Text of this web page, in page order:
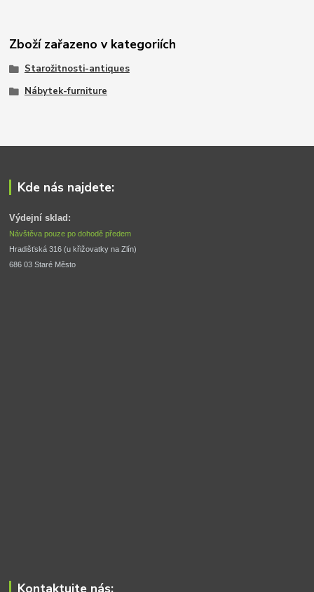
Zboží zařazeno v kategoriích
Starožitnosti-antiques
Nábytek-furniture
Kde nás najdete:
Výdejní sklad:
Návštěva pouze po dohodě předem
Hradišťská 316 (u křižovatky na Zlín)
686 03 Staré Město